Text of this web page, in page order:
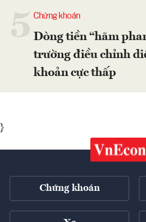
Chứng khoán
Dòng tiền “hãm
trường điều chỉnh
khoản cực thấp
}
Chứng khoán